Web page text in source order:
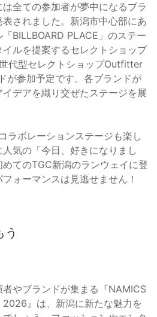
全ての参加者が夢中になるブラ
されました。新潟市中心部にあ
BILLBOARD PLACE」のステー
ルを提案するセレクトショップ
代型セレクトショップOutfitter
が参加予定です。各ブランドが
デアを織り交ぜたステージを展
ラボレーションステージも楽し
気の「今日、好きになりまし
てのTGC新潟のランウェイに登
ォーマンスは見逃せません！
う
やブランドが集まる『NAMICS
』は、新潟に新たな魅力を